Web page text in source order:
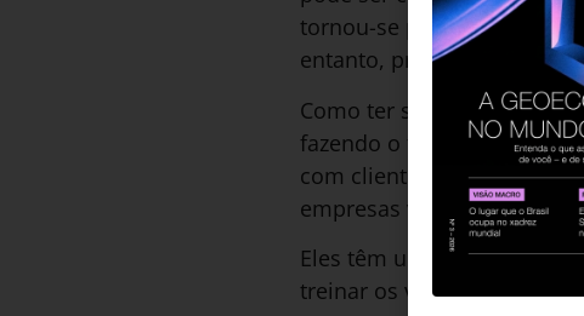
tornou-se parte da “cultura
entanto, preciso voltar a
Como ter sucesso no
fazendo o treinamento
com clientes. Quem seria
empresas varejistas em
Eles têm uma demanda
treinar os vendedores das